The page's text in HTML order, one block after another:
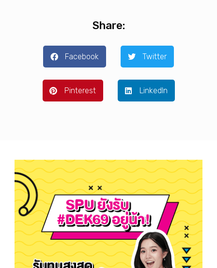
Share:
Facebook Twitter
Pinterest LinkedIn